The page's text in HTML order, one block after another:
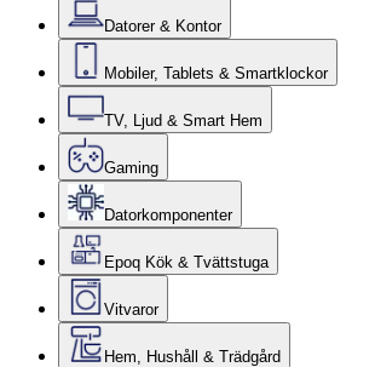
Datorer & Kontor
Mobiler, Tablets & Smartklockor
TV, Ljud & Smart Hem
Gaming
Datorkomponenter
Epoq Kök & Tvättstuga
Vitvaror
Hem, Hushåll & Trädgård